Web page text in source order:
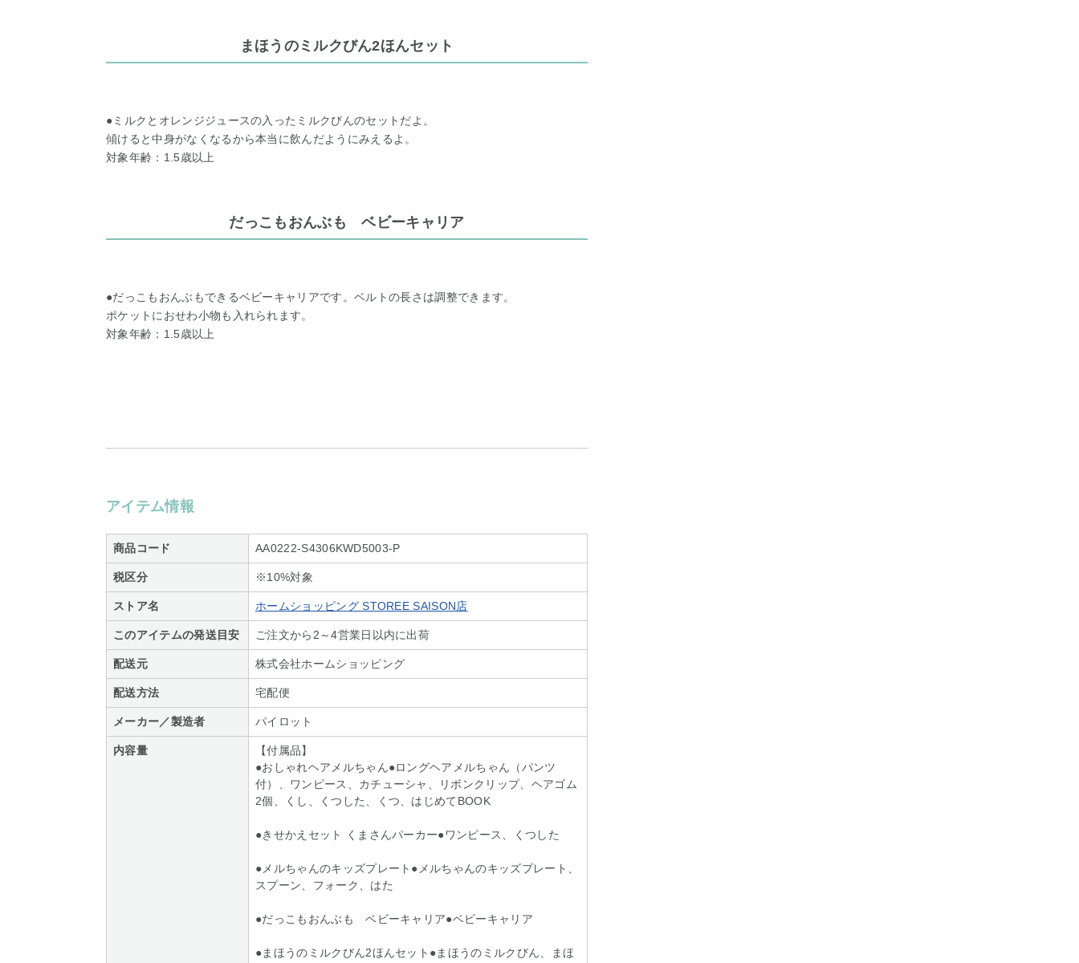
まほうのミルクびん2ほんセット
●ミルクとオレンジジュースの入ったミルクびんのセットだよ。
傾けると中身がなくなるから本当に飲んだようにみえるよ。
対象年齢：1.5歳以上
だっこもおんぶも ベビーキャリア
●だっこもおんぶもできるベビーキャリアです。ベルトの長さは調整できます。
ポケットにおせわ小物も入れられます。
対象年齢：1.5歳以上
アイテム情報
商品コード AA0222-S4306KWD5003-P
税区分 ※10%対象
ストア名 ホームショッピング STOREE SAISON店
このアイテムの発送目安 ご注文から2～4営業日以内に出荷
配送元 株式会社ホームショッピング
配送方法 宅配便
メーカー／製造者 パイロット
内容量
【付属品】
●おしゃれヘアメルちゃん●ロングヘアメルちゃん（パンツ
付）、ワンピース、カチューシャ、リボンクリップ、ヘアゴム
2個、くし、くつした、くつ、はじめてBOOK
●きせかえセット くまさんパーカー●ワンピース、くつした
●メルちゃんのキッズプレート●メルちゃんのキッズプレート、
スプーン、フォーク、はた
●だっこもおんぶも ベビーキャリア●ベビーキャリア
●まほうのミルクびん2ほんセット●まほうのミルクびん、まほ